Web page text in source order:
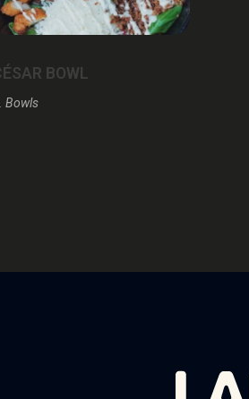
BOWL
Bowls